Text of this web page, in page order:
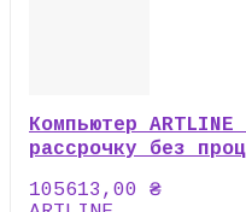
Компьютер
рассрочку без
105613,00 ₴